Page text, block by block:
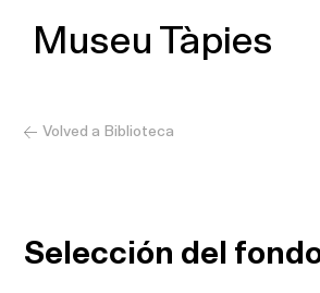
Museu Tàpies
Volved a Biblioteca
Selección del